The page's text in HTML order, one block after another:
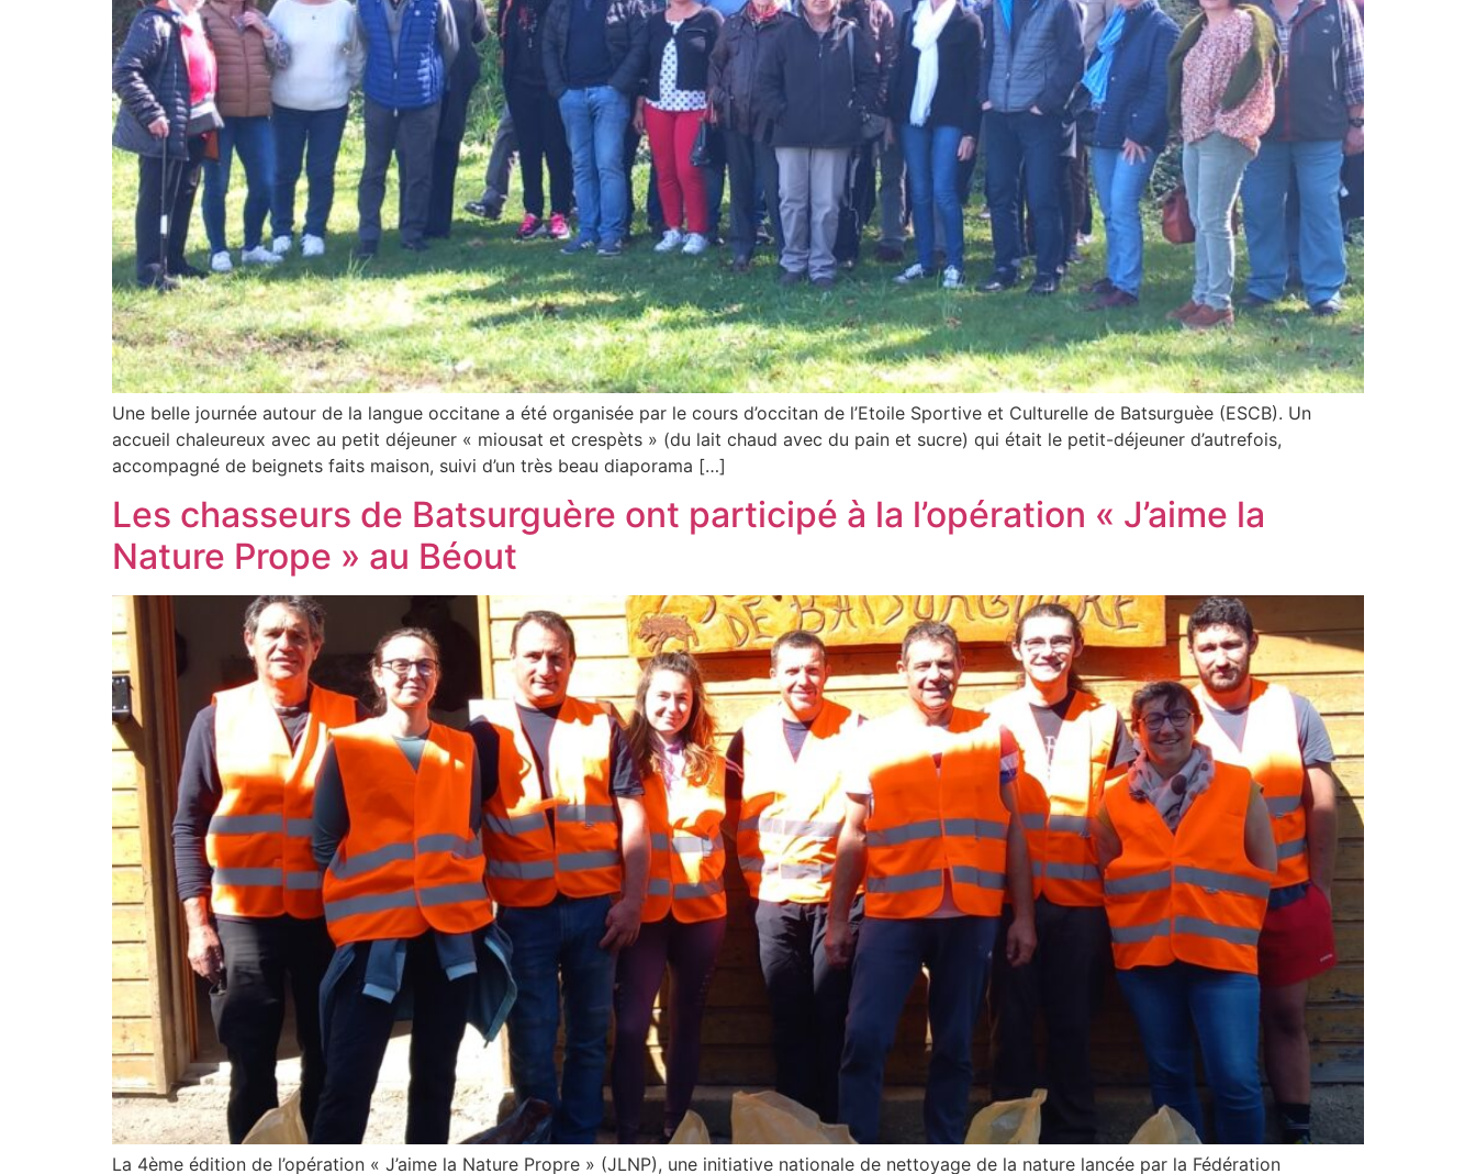
Une belle journée autour de la langue occitane a été organisée par le cours d’occitan de l’Etoile Sportive et Culturelle de Batsurguèe (ESCB). Un
accueil chaleureux avec au petit déjeuner « miousat et crespèts » (du lait chaud avec du pain et sucre) qui était le petit-déjeuner d’autrefois,
accompagné de beignets faits maison, suivi d’un très beau diaporama […]
Les chasseurs de Batsurguère ont participé à la l’opération « J’aime la
Nature Prope » au Béout
La 4ème édition de l’opération « J’aime la Nature Propre » (JLNP), une initiative nationale de nettoyage de la nature lancée par la Fédération